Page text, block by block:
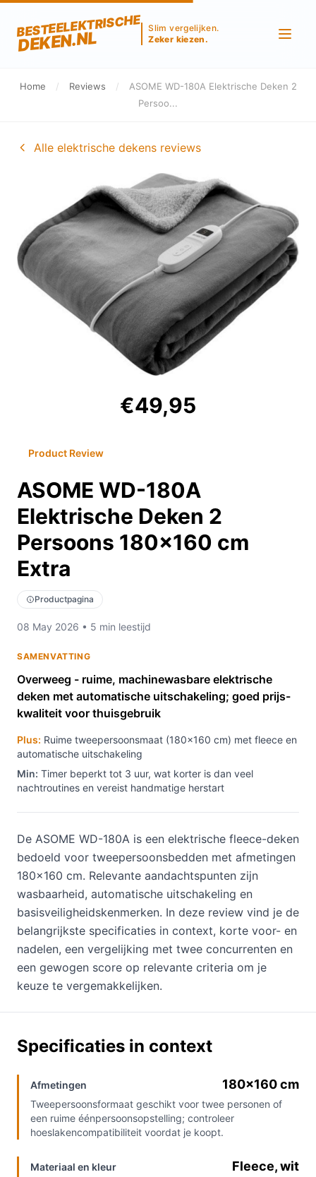
BESTEELEKTRISCHE
DEKEN.NL
Slim vergelijken.
Zeker kiezen.
Home / Reviews /
ASOME WD-180A Elektrische Deken 2
Persoo...
Alle elektrische dekens reviews
€49,95
Product Review
ASOME WD-180A
Elektrische Deken 2
Persoons 180x160 cm
Extra
Productpagina
08 May 2026 • 5 min leestijd
SAMENVATTING
Overweeg - ruime, machinewasbare elektrische
deken met automatische uitschakeling; goed prijs-
kwaliteit voor thuisgebruik
Plus: Ruime tweepersoonsmaat (180×160 cm) met fleece en
automatische uitschakeling
Min: Timer beperkt tot 3 uur, wat korter is dan veel
nachtroutines en vereist handmatige herstart
De ASOME WD-180A is een elektrische fleece-deken
bedoeld voor tweepersoonsbedden met afmetingen
180×160 cm. Relevante aandachtspunten zijn
wasbaarheid, automatische uitschakeling en
basisveiligheidskenmerken. In deze review vind je de
belangrijkste specificaties in context, korte voor- en
nadelen, een vergelijking met twee concurrenten en
een gewogen score op relevante criteria om je
keuze te vergemakkelijken.
Specificaties in context
Afmetingen 180×160 cm
Tweepersoonsformaat geschikt voor twee personen of
een ruime éénpersoonsopstelling; controleer
hoeslakencompatibiliteit voordat je koopt.
Materiaal en kleur Fleece, wit